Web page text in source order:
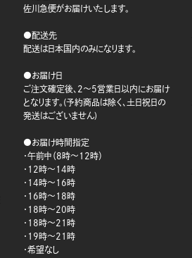
佐川急便がお届けいたします。
●配送先
配送は日本国内のみになります。
●お届け日
ご注文確定後、2～5営業日以内にお届け
となります。(予約商品は除く、土日祝日の
発送はございません)
●お届け時間指定
・午前中（8時～12時）
・12時～14時
・14時～16時
・16時～18時
・18時～20時
・18時～21時
・19時～21時
・希望なし